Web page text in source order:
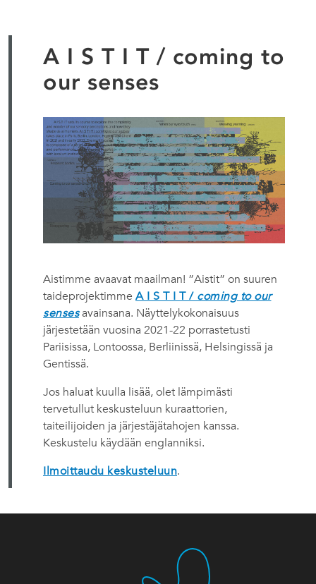
A I S T I T / coming to
our senses
Aistimme avaavat maailman! ”Aistit” on suuren
taideprojektimme A I S T I T / coming to our
sensesavainsana. Näyttelykokonaisuus
järjestetään vuosina 2021-22 porrastetusti
Pariisissa, Lontoossa, Berliinissä, Helsingissä ja
Gentissä.
Jos haluat kuulla lisää, olet lämpimästi
tervetullut keskusteluun kuraattorien,
taiteilijoiden ja järjestäjätahojen kanssa.
Keskustelu käydään englanniksi.
Ilmoittaudu keskusteluun.